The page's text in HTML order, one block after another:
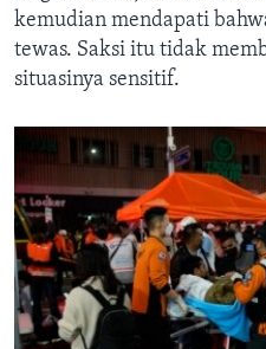
kemudian mendapati
tewas. Saksi itu tidak
situasinya sensitif.